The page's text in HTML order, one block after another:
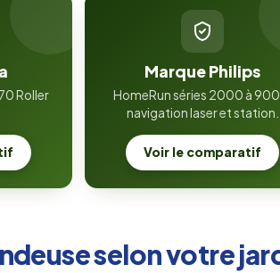
Roller
Marque Philips
HomeRun séries 2000 à
navigation laser et station.
Voir le comparatif
selon votre